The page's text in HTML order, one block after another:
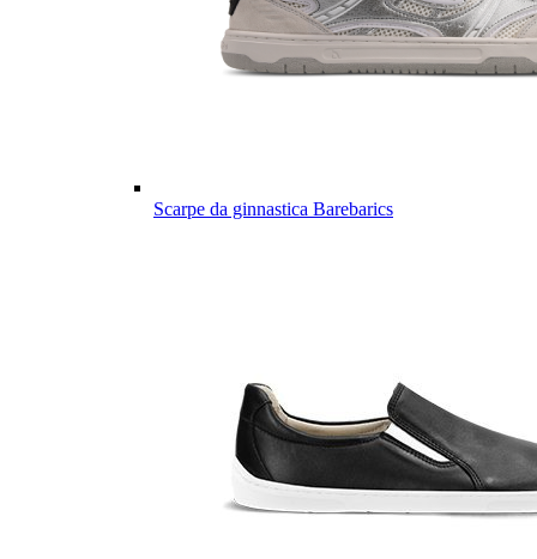
Scarpe da ginnastica Barebarics